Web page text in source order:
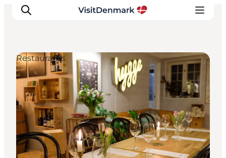
Inspirations
Destinations
Quoi faire
Hébergements
Planifiez votre voyage
Restaurants